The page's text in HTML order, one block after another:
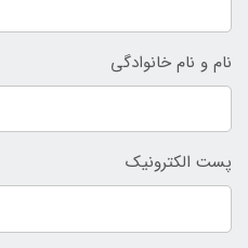
نام و نام خانوادگی
پست الکترونیک